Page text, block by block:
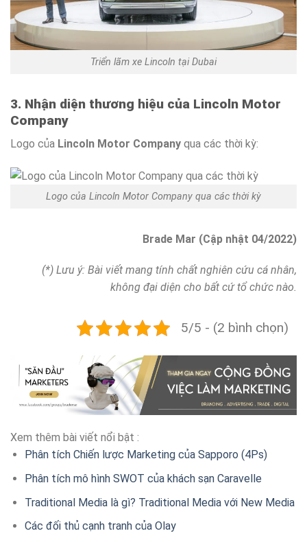
Triển lãm xe Lincoln tại Dubai
3. Nhận diện thương hiệu của Lincoln Motor
Company
Logo của Lincoln Motor Company qua các thời kỳ:
Logo của Lincoln Motor Company qua các thời kỳ
Brade Mar (Cập nhật 04/2022)
(*) Lưu ý: Bài viết mang tính chất nghiên cứu cá nhân,
không đại diện cho bất cứ tổ chức nào.
5/5 - (2 bình chọn)
Xem thêm bài viết nổi bật :
Phân tích Chiến lược Marketing của Sapporo (4Ps)
Phân tích mô hình SWOT của khách sạn Caravelle
Traditional Media là gì? Traditional Media với New Media
Các đối thủ cạnh tranh của Olay